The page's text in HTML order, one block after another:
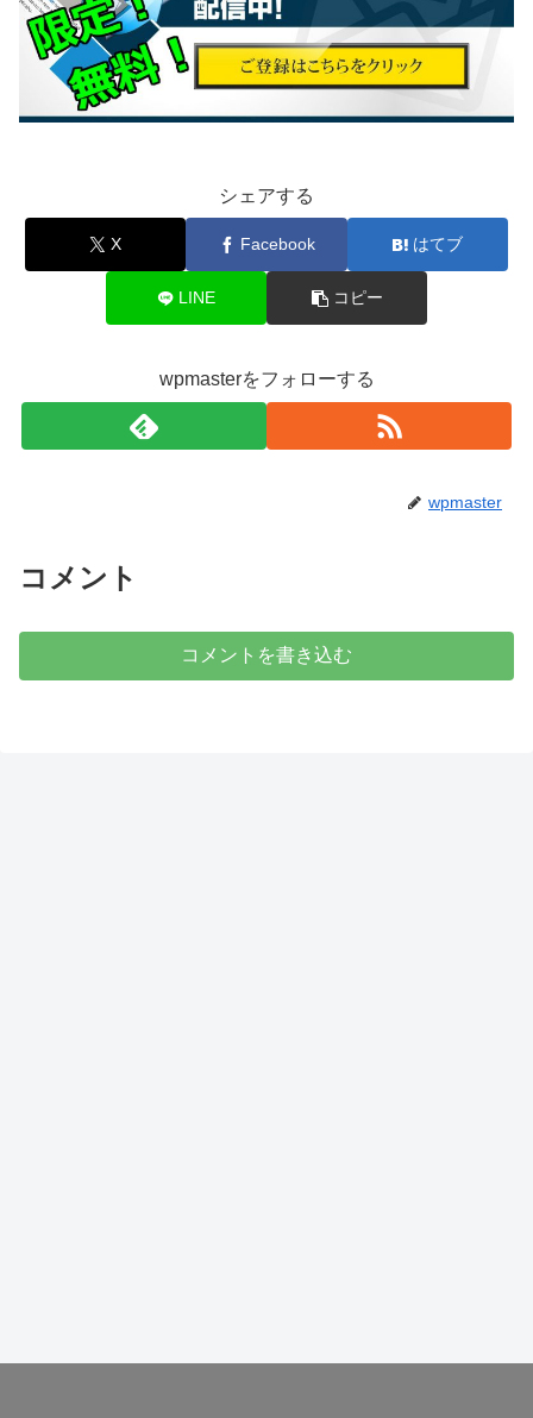
シェアする
X Facebook はてブ
LINE コピー
wpmasterをフォローする
wpmaster
コメント
コメントを書き込む